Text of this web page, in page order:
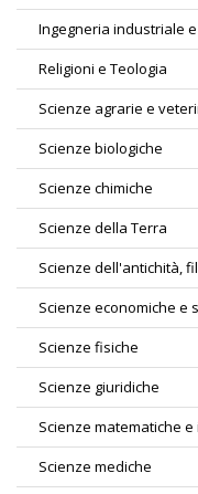
Ingegneria industriale
Religioni e Teologia
Scienze agrarie e
Scienze biologiche
Scienze chimiche
Scienze della Terra
Scienze dell'antichità,
Scienze economiche e
Scienze fisiche
Scienze giuridiche
Scienze matematiche
Scienze mediche